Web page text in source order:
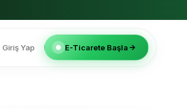
Giriş Yap E-Ticarete Başla